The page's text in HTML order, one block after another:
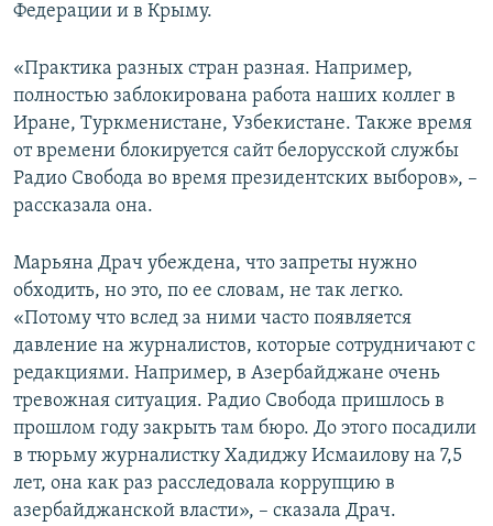
Федерации и в Крыму.
«Практика разных стран разная. Например,
полностью заблокирована работа наших коллег в
Иране, Туркменистане, Узбекистане. Также время
от времени блокируется сайт белорусской службы
Радио Свобода во время президентских выборов», –
рассказала она.
Марьяна Драч убеждена, что запреты нужно
обходить, но это, по ее словам, не так легко.
«Потому что вслед за ними часто появляется
давление на журналистов, которые сотрудничают с
редакциями. Например, в Азербайджане очень
тревожная ситуация. Радио Свобода пришлось в
прошлом году закрыть там бюро. До этого посадили
в тюрьму журналистку Хадиджу Исмаилову на 7,5
лет, она как раз расследовала коррупцию в
азербайджанской власти», – сказала Драч.